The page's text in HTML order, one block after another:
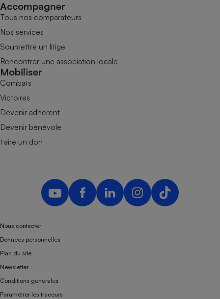
Accompagner
Tous nos comparateurs
Nos services
Soumettre un litige
Rencontrer une association locale
Mobiliser
Combats
Victoires
Devenir adhérent
Devenir bénévole
Faire un don
Nous contacter
Données personnelles
Plan du site
Newsletter
Conditions générales
Paramétrer les traceurs